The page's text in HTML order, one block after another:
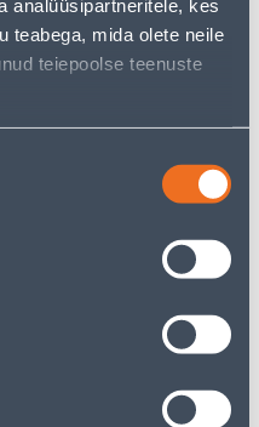
analüüsipartneritele, kes
teabega, mida olete neile
teiepoolse teenuste
/ tk
SYSTEM M MERTEN
MAANDUSEGA RAAMITA